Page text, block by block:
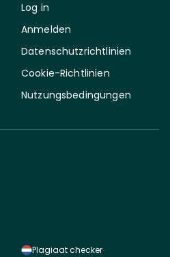
Log in
Anmelden
Datenschutzrichtlinien
Cookie-Richtlinien
Nutzungsbedingungen
Plagiaat checker